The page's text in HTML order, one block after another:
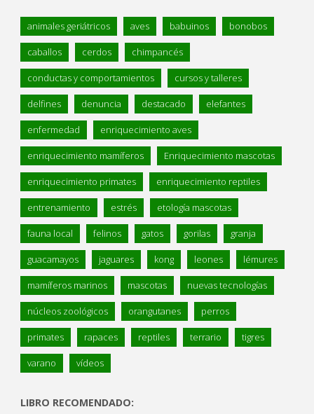
animales geriátricos aves babuinos bonobos
caballos cerdos chimpancés
conductas y comportamientos cursos y talleres
delfines denuncia destacado elefantes
enfermedad enriquecimiento aves
enriquecimiento mamíferos Enriquecimiento mascotas
enriquecimiento primates enriquecimiento reptiles
entrenamiento estrés etología mascotas
fauna local felinos gatos gorilas granja
guacamayos jaguares kong leones lémures
mamíferos marinos mascotas nuevas tecnologías
núcleos zoológicos orangutanes perros
primates rapaces reptiles terrario tigres
varano vídeos
LIBRO RECOMENDADO: